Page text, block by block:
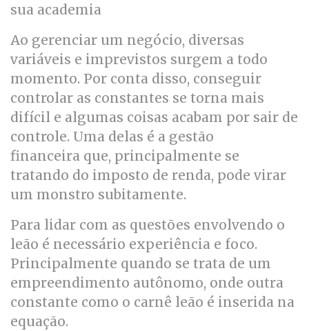
sua academia
Ao gerenciar um negócio, diversas
variáveis e imprevistos surgem a todo
momento. Por conta disso, conseguir
controlar as constantes se torna mais
difícil e algumas coisas acabam por sair de
controle. Uma delas é a gestão
financeira que, principalmente se
tratando do imposto de renda, pode virar
um monstro subitamente.
Para lidar com as questões envolvendo o
leão é necessário experiência e foco.
Principalmente quando se trata de um
empreendimento autônomo, onde outra
constante como o carnê leão é inserida na
equação.